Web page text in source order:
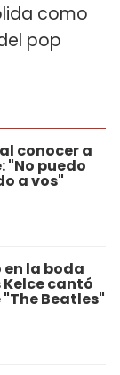
como
pop
conocer a
"No puedo
a vos"
la boda
cantó
Beatles"